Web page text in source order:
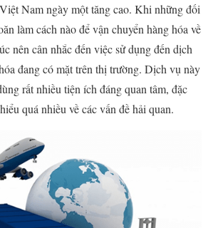
Nam ngày một tăng cao. Khi những đối
làm cách nào để vận chuyển hàng hóa về
nên cân nhắc đến việc sử dụng đến dịch
đang có mặt trên thị trường. Dịch vụ này
rất nhiều tiện ích đáng quan tâm, đặc
quá nhiều về các vấn đề hải quan.